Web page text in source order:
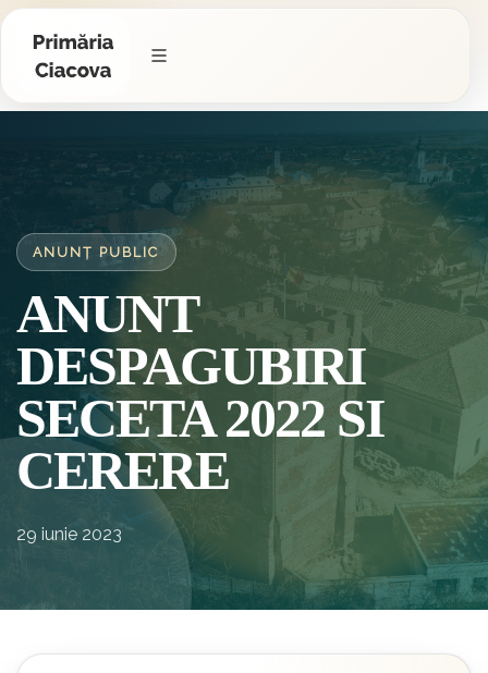
ANUNȚ PUBLIC
ANUNT
DESPAGUBIRI
SECETA 2022 SI
CERERE
29 iunie 2023